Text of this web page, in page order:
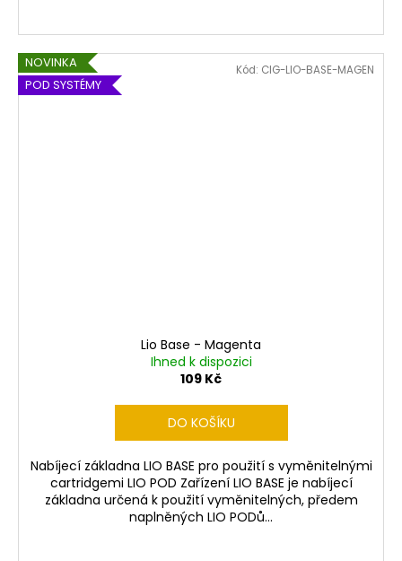
NOVINKA
POD SYSTÉMY
Lio Base - Magenta
Ihned k dispozici
109 Kč
DO KOŠÍKU
Nabíjecí základna LIO BASE pro použití s vyměnitelnými
cartridgemi LIO POD Zařízení LIO BASE je nabíjecí
základna určená k použití vyměnitelných, předem
naplněných LIO PODů...
Kód: CIG-LIO-BASE-MAGEN